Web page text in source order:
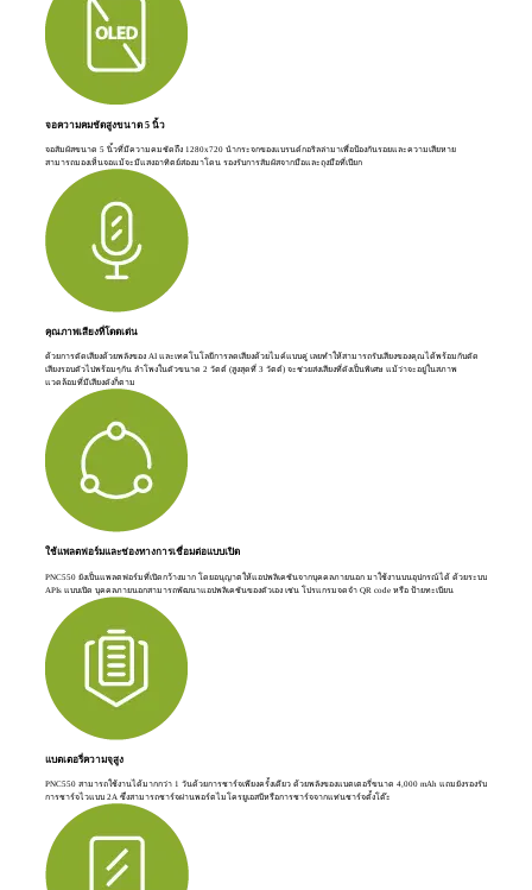
จอความคมชัดสูงขนาด 5 นิ้ว
จอสัมผัสขนาด 5 นิ้วที่มีความคมชัดถึง 1280x720 นำกระจกของแบรนด์กอริลล่ามาเพื่อป้องกันรอยและความเสียหาย
สามารถมองเห็นจอแม้จะมีแสงอาทิตย์ส่องมาโดน รองรับการสัมผัสจากมือและถุงมือที่เปียก
คุณภาพเสียงที่โดดเด่น
ด้วยการตัดเสียงด้วยพลังของ AI และเทคโนโลยีการลดเสียงด้วยไมค์แบบคู่ เลยทำให้สามารถรับเสียงของคุณได้พร้อมกับตัด
เสียงรอบตัวไปพร้อมๆกัน ลำโพงในตัวขนาด 2 วัตต์ (สูงสุดที่ 3 วัตต์) จะช่วยส่งเสียงที่ดังเป็นพิเศษ แม้ว่าจะอยู่ในสภาพ
แวดล้อมที่มีเสียงดังก็ตาม
ใช้แพลตฟอร์มและช่องทางการเชื่อมต่อแบบเปิด
PNC550 ยังเป็นแพลตฟอร์มที่เปิดกว้างมาก โดยอนุญาตให้แอปพลิเคชันจากบุคคลภายนอก มาใช้งานบนอุปกรณ์ได้ ด้วยระบบ
APIs แบบเปิด บุคคลภายนอกสามารถพัฒนาแอปพลิเคชันของตัวเอง เช่น โปรแกรมจดจำ QR code หรือ ป้ายทะเบียน
แบตเตอรี่ความจุสูง
PNC550 สามารถใช้งานได้มากกว่า 1 วันด้วยการชาร์จเพียงครั้งเดียว ด้วยพลังของแบตเตอรี่ขนาด 4,000 mAh แถมยังรองรับ
การชาร์จไวแบบ 2A ซึ่งสามารถชาร์จผ่านพอร์ตไมโครยูเอสบีหรือการชาร์จจากแท่นชาร์จตั้งโต๊ะ